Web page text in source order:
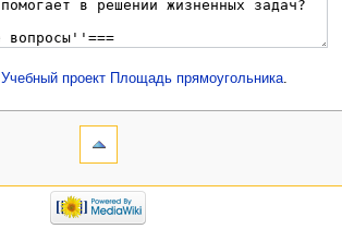
Учебный проект Площадь прямоугольника.